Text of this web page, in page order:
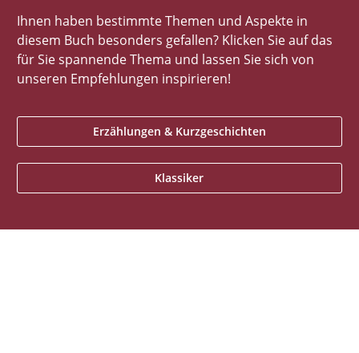
Ihnen haben bestimmte Themen und Aspekte in
diesem Buch besonders gefallen? Klicken Sie auf das
für Sie spannende Thema und lassen Sie sich von
unseren Empfehlungen inspirieren!
Erzählungen & Kurzgeschichten
Klassiker